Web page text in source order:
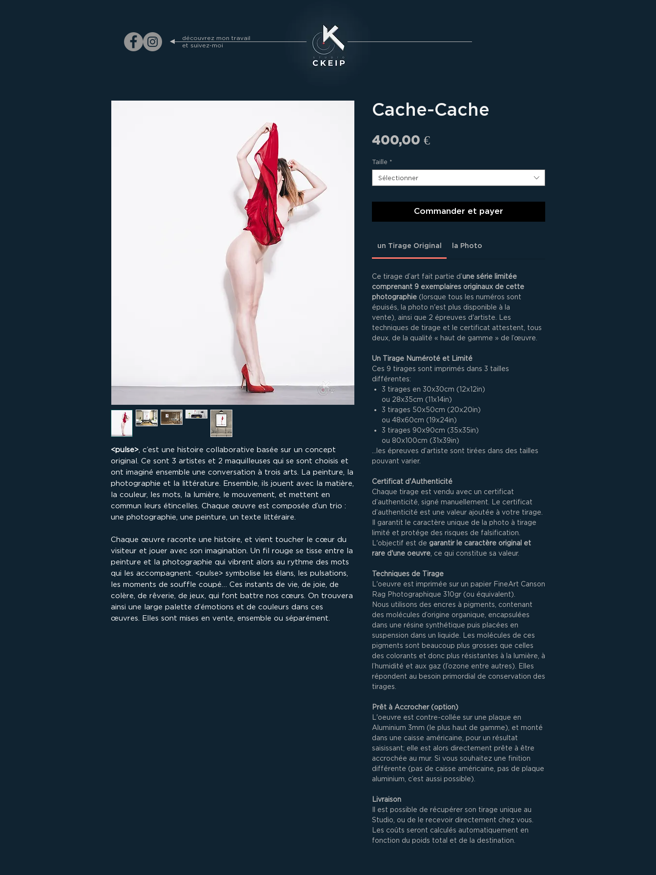
découvrez mon travail
et suivez-moi
<pulse> , c’est une histoire collaborative basée sur un concept
original. Ce sont 3 artistes et 2 maquilleuses qui se sont choisis et
ont imaginé ensemble une conversation à trois arts. La peinture, la
photographie et la littérature. Ensemble, ils jouent avec la matière,
la couleur, les mots, la lumière, le mouvement, et mettent en
commun leurs étincelles. Chaque œuvre est composée d’un trio :
une photographie, une peinture, un texte littéraire.
Chaque œuvre raconte une histoire, et vient toucher le cœur du
visiteur et jouer avec son imagination. Un fil rouge se tisse entre la
peinture et la photographie qui vibrent alors au rythme des mots
qui les accompagnent. <pulse> symbolise les élans, les pulsations,
les moments de souffle coupé… Ces instants de vie, de joie, de
colère, de rêverie, de jeux, qui font battre nos cœurs. On trouvera
ainsi une large palette d’émotions et de couleurs dans ces
œuvres. Elles sont mises en vente, ensemble ou séparément.
Cache-Cache
400,00 €Prix
Taille *
Sélectionner
Commander et payer
un Tirage Original la Photo
Ce tirage d’art fait partie d’une série limitée
comprenant 9 exemplaires originaux de cette
photographie (lorsque tous les numéros sont
épuisés, la photo n'est plus disponible à la
vente), ainsi que 2 épreuves d'artiste. Les
techniques de tirage et le certificat attestent, tous
deux, de la qualité « haut de gamme » de l’œuvre.
Un Tirage Numéroté et Limité
Ces 9 tirages sont imprimés dans 3 tailles
différentes:
3 tirages en 30x30cm (12x12in)
ou 28x35cm (11x14in)
3 tirages 50x50cm (20x20in)
ou 48x60cm (19x24in)
3 tirages 90x90cm (35x35in)
ou 80x100cm (31x39in)
…les épreuves d’artiste sont tirées dans des tailles
pouvant varier.
Certificat d'Authenticité
Chaque tirage est vendu avec un certificat
d’authenticité, signé manuellement. Le certificat
d’authenticité est une valeur ajoutée à votre tirage.
Il garantit le caractère unique de la photo à tirage
limité et protége des risques de falsification.
L'objectif est de garantir le caractère original et
rare d'une oeuvre , ce qui constitue sa valeur.
Techniques de Tirage
L'oeuvre est imprimée sur un papier FineArt Canson
Rag Photographique 310gr (ou équivalent).
Nous utilisons des encres à pigments, contenant
des molécules d’origine organique, encapsulées
dans une résine synthétique puis placées en
suspension dans un liquide. Les molécules de ces
pigments sont beaucoup plus grosses que celles
des colorants et donc plus résistantes à la lumière, à
l’humidité et aux gaz (l’ozone entre autres). Elles
répondent au besoin primordial de conservation des
tirages.
Prêt à Accrocher (option)
L'oeuvre est contre-collée sur une plaque en
Aluminium 3mm (le plus haut de gamme), et monté
dans une caisse américaine, pour un résultat
saisissant; elle est alors directement prête à être
accrochée au mur. Si vous souhaitez une finition
différente (pas de caisse américaine, pas de plaque
aluminium, c’est aussi possible).
Livraison
Il est possible de récupérer son tirage unique au
Studio, ou de le recevoir directement chez vous.
Les coûts seront calculés automatiquement en
fonction du poids total et de la destination.